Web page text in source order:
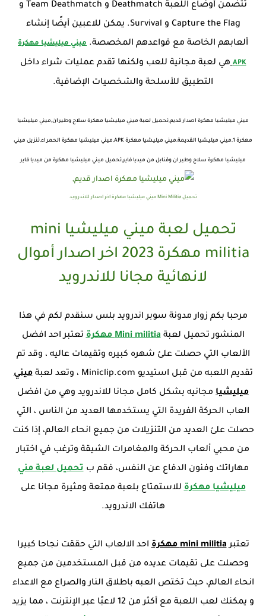
تتضمن أوضاع اللعبة Deathmatch و Team Deathmatch و
Capture the Flag و Survival. يمكن للاعبين أيضًا إنشاء
ألعابهم الخاصة مع قواعدهم المخصصة. ميني ميليشيا مهكرة
APK هي لعبة مجانية للعب ولكنها تقدم عمليات شراء داخل
التطبيق للأسلحة والشخصيات الإضافية.
ميني ميليشيا مهكرة اصدار قديم,تحميل لعبة ميني ميليشيا مهكرة سلاح وطيران,ميني ميليشيا
مهكرة 1,ميني ميليشيا القديمة,ميني ميليشيا مهكرة APK,ميني ميليشيا مهكرة الحمراء,تنزيل ميني
ميليشيا مهكرة سلاح وطيران وقنابل من ميديا فاير,تحميل ميني ميليشيا مهكرة من ميديا فاير
تحميل Mini Militia ميني ميليشيا مهكرة اخر اصدار للاندرويد
تحميل لعبة ميني ميليشيا mini
militia مهكرة 2023 اخر اصدار أموال
لانهائية مجانا للاندرويد
مرحبا بكم زوار مدونة سوبر اندرويد بلس سنقدم لكم في هذا
المنشور تحميل لعبةMini militia مهكرة
تعتبر احد افضل
الألعاب التي حصلت علئ شهره كبيره وتقيمات عاليه ، وقد تم
تقديم اللعبه من قبل استيديو Miniclip.com ، وتعد لعبة
ميني
ميليشيا مجانيه بشكل كامل مجانا للاندرويد وهي من افضل
العاب الحركة الفريدة التي يستخدمها العديد من الناس ، التي
حصلت علئ العديد من التنزيلات من جميع انحاء العالم، إذا كنت
من محبي ألعاب الحركة والمغامرات الشيقة وترغب في اختبار
مهاراتك وفنون الدفاع عن النفس، فقم بتحميل لعبة مني
ميليشيا مهكرةللاستمتاع بلعبة ممتعة ومثيرة مجانا على
هاتفك الاندرويد.
تعتبرmini militia مهكرة
احد الالعاب التي حققت نجاحا كبيرا
وحصلت على تقيمات عديده من قبل المستخدمين من جميع
انحاء العالم، حيث تختص العبه باطلاق النار والصراع مع الاعداء
و يمكنك لعب اللعبة مع أكثر من 12 لاعبًا عبر الإنترنت ، مما يزيد